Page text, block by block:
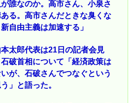
が誰なのか。高市さん、小泉さ
る。高市さんだときな臭くな
自由主義は加速する」
太郎代表は21日の記者会見
破首相について「経済政策は
が、石破さんでつなぐという
」と語った。